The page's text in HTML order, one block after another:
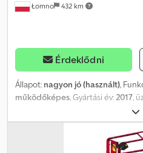
Łomno 432 km
Érdeklődni
Állapot: nagyon jó (használt),
működőképes , Gyártási év: 2017 ,
,
emelési teljesítmény:230 kg/m,
, össztömeg:7
, szállítási